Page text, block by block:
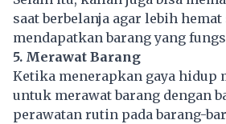
saat berbelanja agar lebih
mendapatkan barang yang
5. Merawat Barang
Ketika menerapkan gaya
untuk merawat barang dengan
perawatan rutin pada barang-